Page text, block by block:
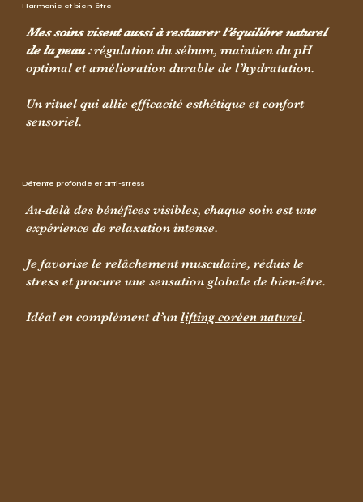
Harmonie et bien-être
Mes soins visent aussi à restaurer l’équilibre naturel
de la peau :régulation du sébum, maintien du pH
optimal et amélioration durable de l’hydratation.
Un rituel qui allie efficacité esthétique et confort
sensoriel.
Détente profonde et anti-stress
Au-delà des bénéfices visibles, chaque soin est une
expérience de relaxation intense.
Je favorise le relâchement musculaire, réduis le
stress et procure une sensation globale de bien-être.
Idéal en complément d’un lifting coréen naturel.